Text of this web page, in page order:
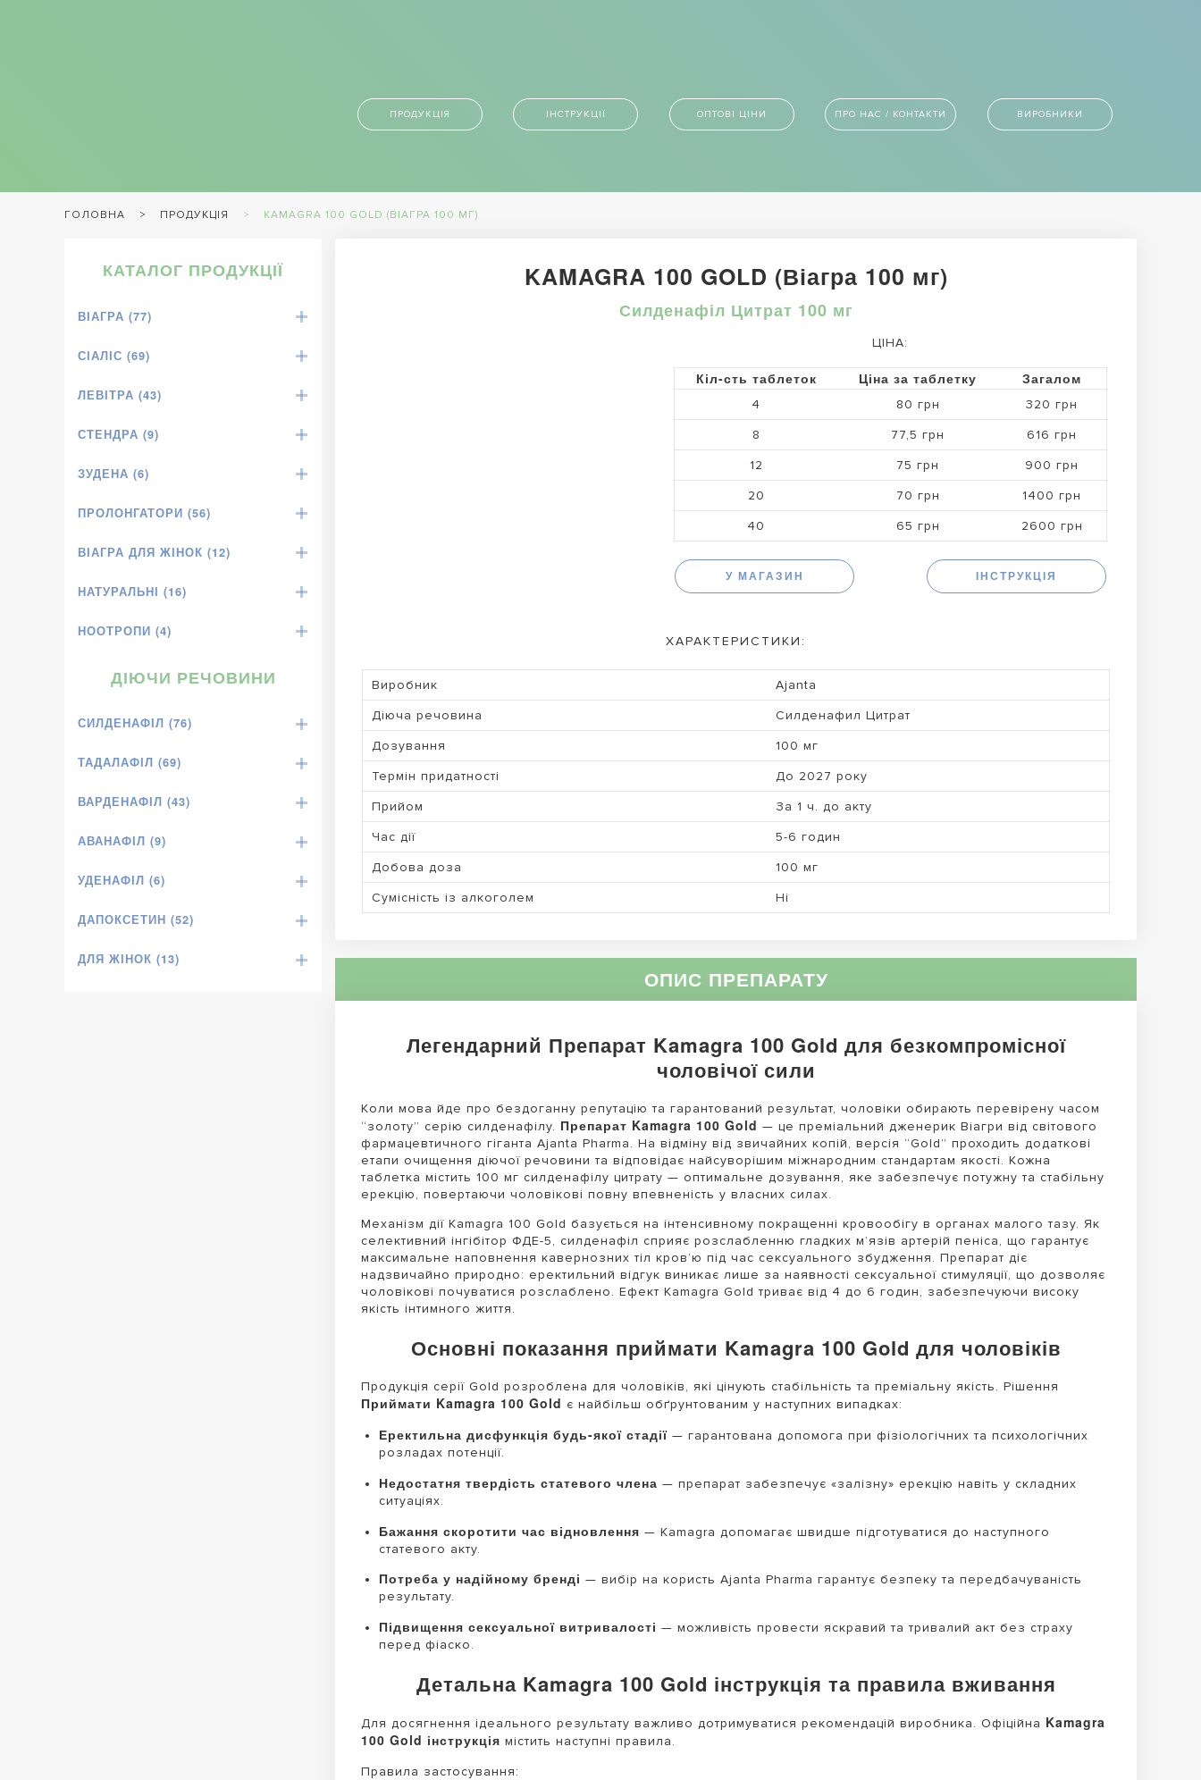
ПРОДУКЦІЯ ІНСТРУКЦІЇ ОПТОВІ ЦІНИ ПРО НАС / КОНТАКТИ ВИРОБНИКИ
ГОЛОВНА ПРОДУКЦІЯ KAMAGRA 100 GOLD (ВІАГРА 100 МГ)
КАТАЛОГ ПРОДУКЦІЇ
ВІАГРА (77)
СІАЛІС (69)
ЛЕВІТРА (43)
СТЕНДРА (9)
ЗУДЕНА (6)
ПРОЛОНГАТОРИ (56)
ВІАГРА ДЛЯ ЖІНОК (12)
НАТУРАЛЬНІ (16)
НООТРОПИ (4)
ДІЮЧИ РЕЧОВИНИ
СИЛДЕНАФІЛ (76)
ТАДАЛАФІЛ (69)
ВАРДЕНАФІЛ (43)
АВАНАФІЛ (9)
УДЕНАФІЛ (6)
ДАПОКСЕТИН (52)
ДЛЯ ЖІНОК (13)
KAMAGRA 100 GOLD (Віагра 100 мг)
Силденафіл Цитрат 100 мг
ЦІНА:
Кіл-сть таблеток Ціна за таблетку Загалом
4 80 грн
320 грн
8
77,5 грн
616 грн
12
75 грн
900 грн
20
70 грн
1400 грн
40
65 грн 2600 грн
У МАГАЗИН ІНСТРУКЦІЯ
ХАРАКТЕРИСТИКИ:
Виробник
Ajanta
Діюча речовина
Силденафил Цитрат
Дозування
100 мг
Термін придатності
До 2027 року
Прийом
За 1 ч. до акту
Час дії
5-6 годин
Добова доза
100 мг
Сумісність із алкоголем
Ні
ОПИС ПРЕПАРАТУ
Легендарний Препарат Kamagra 100 Gold для безкомпромісної
чоловічої сили
Коли мова йде про бездоганну репутацію та гарантований результат, чоловіки обирають перевірену часом
“золоту” серію силденафілу. Препарат Kamagra 100 Gold — це преміальний дженерик Віагри від світового
фармацевтичного гіганта Ajanta Pharma. На відміну від звичайних копій, версія “Gold” проходить додаткові
етапи очищення діючої речовини та відповідає найсуворішим міжнародним стандартам якості. Кожна
таблетка містить 100 мг силденафілу цитрату — оптимальне дозування, яке забезпечує потужну та стабільну
ерекцію, повертаючи чоловікові повну впевненість у власних силах.
Механізм дії Kamagra 100 Gold базується на інтенсивному покращенні кровообігу в органах малого тазу. Як
селективний інгібітор ФДЕ-5, силденафіл сприяє розслабленню гладких м’язів артерій пеніса, що гарантує
максимальне наповнення кавернозних тіл кров’ю під час сексуального збудження. Препарат діє
надзвичайно природно: еректильний відгук виникає лише за наявності сексуальної стимуляції, що дозволяє
чоловікові почуватися розслаблено. Ефект Kamagra Gold триває від 4 до 6 годин, забезпечуючи високу
якість інтимного життя.
Основні показання приймати Kamagra 100 Gold для чоловіків
Продукція серії Gold розроблена для чоловіків, які цінують стабільність та преміальну якість. Рішення
Приймати Kamagra 100 Gold є найбільш обґрунтованим у наступних випадках:
Еректильна дисфункція будь-якої стадії — гарантована допомога при фізіологічних та психологічних
розладах потенції.
Недостатня твердість статевого члена — препарат забезпечує «залізну» ерекцію навіть у складних
ситуаціях.
Бажання скоротити час відновлення — Kamagra допомагає швидше підготуватися до наступного
статевого акту.
Потреба у надійному бренді — вибір на користь Ajanta Pharma гарантує безпеку та передбачуваність
результату.
Підвищення сексуальної витривалості — можливість провести яскравий та тривалий акт без страху
перед фіаско.
Детальна Kamagra 100 Gold інструкція та правила вживання
Для досягнення ідеального результату важливо дотримуватися рекомендацій виробника. Офіційна Kamagra
100 Gold інструкція містить наступні правила.
Правила застосування: